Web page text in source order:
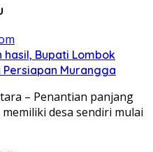
hasil, Bupati Lombok
Murangga
– Penantian panjang
desa sendiri mulai